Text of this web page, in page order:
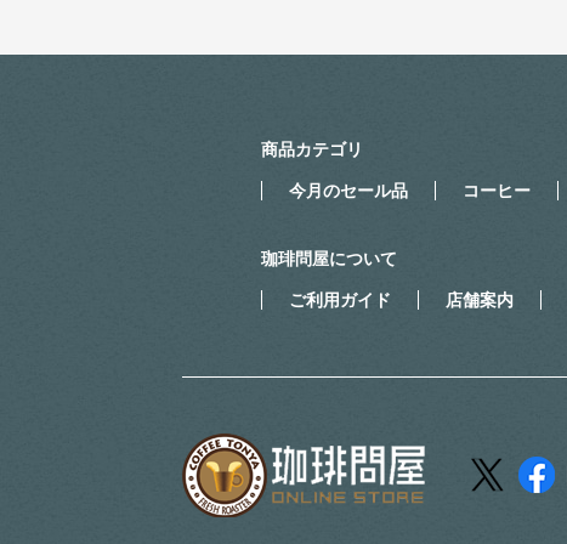
商品カテゴリ
今月のセール品 コーヒー
珈琲問屋について
ご利用ガイド 店舗案内